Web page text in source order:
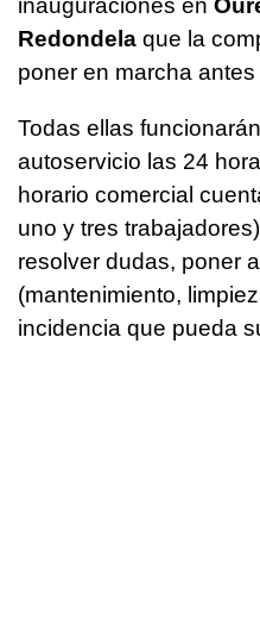
inauguraciones en
Redondela que la
poner en marcha
Todas ellas
autoservicio las 24
horario comercial
uno y tres
resolver dudas, poner
(mantenimiento,
incidencia que pueda